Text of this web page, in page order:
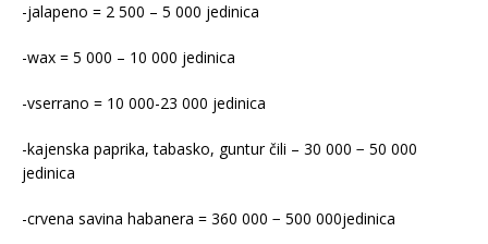
-jalapeno = 2 500 – 5 000 jedinica
-wax = 5 000 – 10 000 jedinica
-vserrano = 10 000-23 000 jedinica
-kajenska paprika, tabasko, guntur čili – 30 000 − 50 000
jedinica
-crvena savina habanera = 360 000 − 500 000jedinica